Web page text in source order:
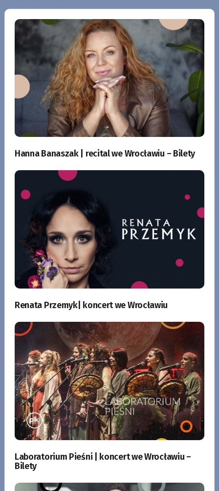
Hanna Banaszak | recital we Wrocławiu – Bilety
Renata Przemyk| koncert we Wrocławiu
Laboratorium Pieśni | koncert we Wrocławiu –
Bilety